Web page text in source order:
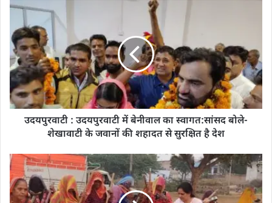
उदयपुरवाटी : उदयपुरवाटी में बेनीवाल का स्वागत:सांसद बोले-
शेखावाटी के जवानों की शहादत से सुरक्षित है देश